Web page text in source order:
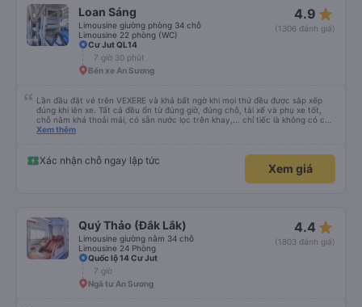
Loan Sáng
Limousine giường phòng 34 chỗ
Limousine 22 phòng (WC)
4.9 star_rate
(1306 đánh giá)
Cư Jut QL14
7 giờ 30 phút
Bến xe An Sương
Lần đầu đặt vé trên VEXERE và khá bất ngờ khi mọi thứ đều được sắp xếp
đúng khi lên xe. Tất cả đều ổn từ đúng giờ, đúng chỗ, tài xế và phụ xe tốt,
chỗ nằm khá thoải mái, có sẵn nước lọc trên khay,... chỉ tiếc là không có chỗ
để sạc pin thôi. Nhưng vậy cũng quá ổn rồi!
Xem thêm
Xác nhận chỗ ngay lập tức
Xem giá
Quý Thảo (Đắk Lắk)
Limousine giường nằm 34 chỗ
Limousine 24 Phòng
4.4 star_rate
(1803 đánh giá)
Quốc lộ 14 Cư Jut
7 giờ
Ngã tư An Sương